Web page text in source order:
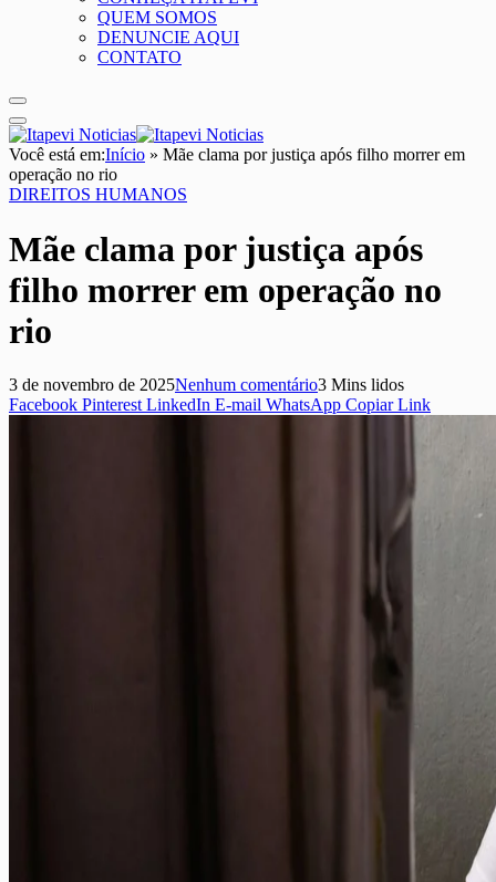
QUEM SOMOS
DENUNCIE AQUI
CONTATO
Você está em:Início » Mãe clama por justiça após filho morrer em
operação no rio
DIREITOS HUMANOS
Mãe clama por justiça após
filho morrer em operação no
rio
3 de novembro de 2025Nenhum comentário3 Mins lidos
Facebook Pinterest LinkedIn E-mail WhatsApp Copiar Link